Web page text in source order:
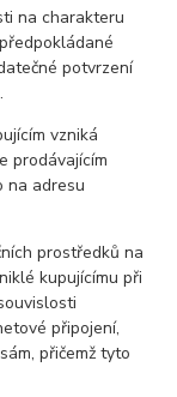
na charakteru
potvrzení
vzniká
prodávajícím
na adresu
prostředků na
kupujícímu při
připojení,
přičemž tyto